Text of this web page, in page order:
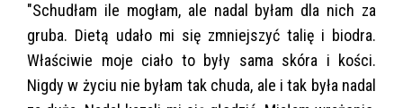
"Schudłam ile mogłam, ale nadal byłam dla nich za
gruba. Dietą udało mi się zmniejszyć talię i biodra.
Właściwie moje ciało to były sama skóra i kości.
Nigdy w życiu nie byłam tak chuda, ale i tak była nadal